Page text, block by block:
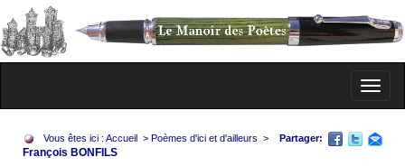
Partager:
Vous êtes ici : Accueil > Poèmes d'ici et d'ailleurs >
François BONFILS